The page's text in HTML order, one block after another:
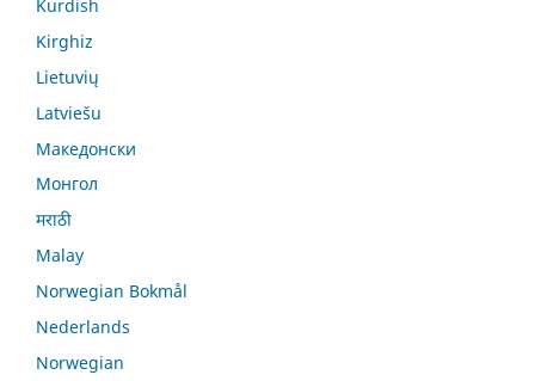
Kurdish
Kirghiz
Lietuvių
Latviešu
Македонски
Монгол
मराठी
Malay
Norwegian Bokmål
Nederlands
Norwegian